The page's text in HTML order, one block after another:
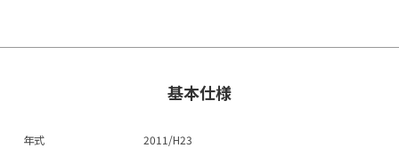
基本仕様
年式 2011/H23